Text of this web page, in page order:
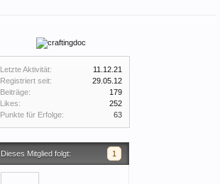
Letzte Aktivität:
11.12.21
Registriert seit:
29.05.12
Beiträge:
179
Likes:
252
Punkte für Erfolge:
63
Dieses Mitglied folgt: 1